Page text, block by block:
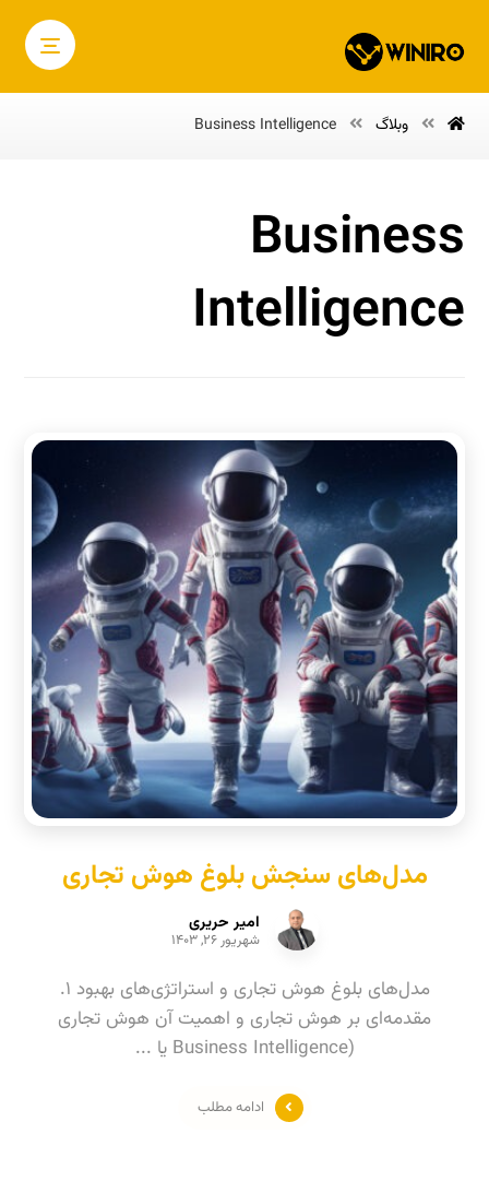
وبلاگ Business Intelligence
Business
Intelligence
مدل‌های سنجش بلوغ هوش تجاری
امیر حریری
شهریور ۲۶, ۱۴۰۳
مدل‌های بلوغ هوش تجاری و استراتژی‌های بهبود ۱.
مقدمه‌ای بر هوش تجاری و اهمیت آن هوش تجاری
(Business Intelligence یا ...
ادامه مطلب